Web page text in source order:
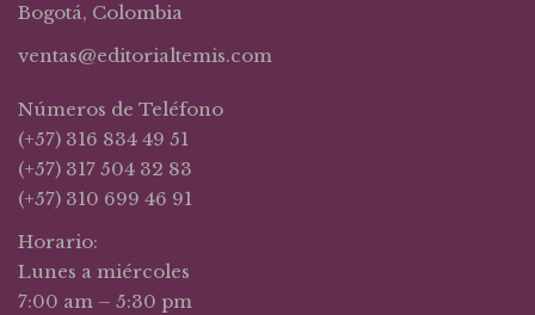
Bogotá, Colombia
ventas@editorialtemis.com
Números de Teléfono
(+57) 316 834 49 51
(+57) 317 504 32 83
(+57) 310 699 46 91
Horario:
Lunes a miércoles
7:00 am – 5:30 pm